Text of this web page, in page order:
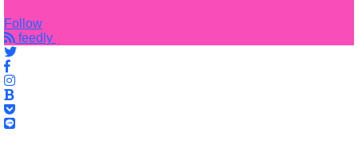
Follow
feedly